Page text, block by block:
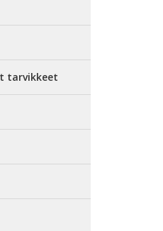
tarvikkeet